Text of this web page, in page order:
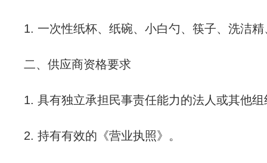
1. 一次性纸杯、纸碗、小白勺、筷子、洗洁
二、供应商资格要求
1. 具有独立承担民事责任能力的法人或其他
2. 持有有效的《营业执照》。